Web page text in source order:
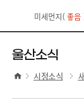
미세먼지( 좋음
울산소식
시정소식